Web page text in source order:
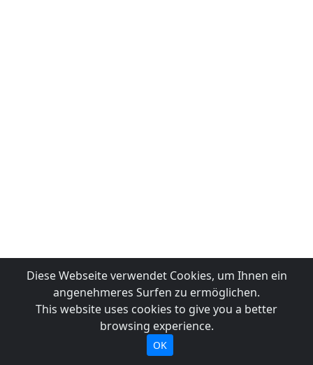
Diese Webseite verwendet Cookies, um Ihnen ein
angenehmeres Surfen zu ermöglichen.
This website uses cookies to give you a better
browsing experience.
OK